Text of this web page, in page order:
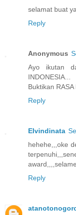
selamat buat
Reply
Anonymous
Ayo ikutan
INDONESIA...
Buktikan RASA
Reply
Elvindinata
hehehe,,,oke
Reply